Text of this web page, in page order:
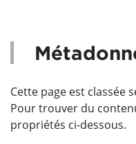
Cette page est classée
Pour trouver du
propriétés ci-dessous.